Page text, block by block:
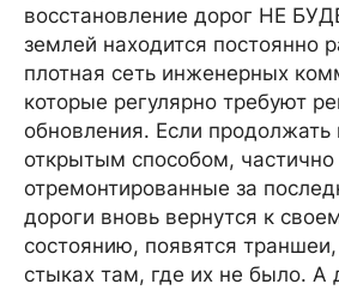
восстановление дорог НЕ
землей находится постоянно
плотная сеть инженерных
которые регулярно требуют
обновления. Если продолжать
открытым способом, частично
отремонтированные за
дороги вновь вернутся к
состоянию, появятся
стыках там, где их не было. А